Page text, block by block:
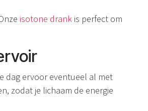
isotone drank is perfect om
dag ervoor eventueel al met
zodat je lichaam de energie